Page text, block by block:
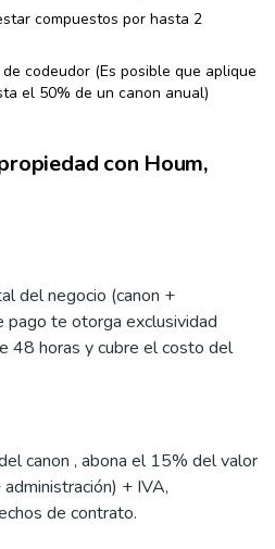
compuestos por hasta 2
codeudor (Es posible que aplique
el 50% de un canon anual)
con Houm,
del negocio (canon +
pago te otorga exclusividad
48 horas y cubre el costo del
canon , abona el 15% del valor
+ IVA,
de contrato.